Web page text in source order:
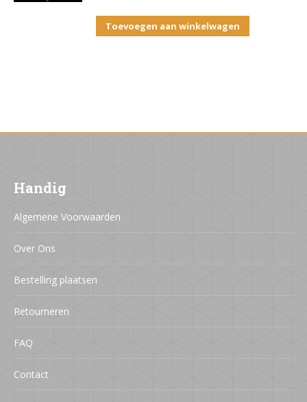
Toevoegen aan winkelwagen
Handig
Algemene Voorwaarden
Over Ons
Bestelling plaatsen
Retourneren
FAQ
Contact